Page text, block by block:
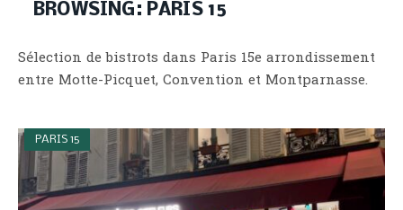
BROWSING: PARIS 15
Sélection de bistrots dans Paris 15e arrondissement
entre Motte-Picquet, Convention et Montparnasse.
PARIS 15